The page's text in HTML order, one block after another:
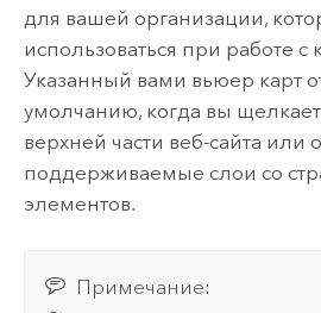
для вашей организации,
использоваться при работе
Указанный вами вьюер карт
умолчанию, когда вы
верхней части веб-сайта или
поддерживаемые слои со
элементов.
Примечание: